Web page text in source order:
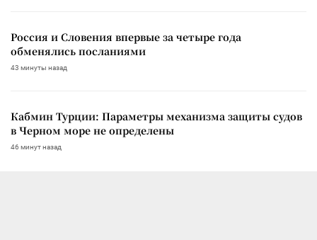
Россия и Словения впервые за четыре года
обменялись посланиями
43 минуты назад
Кабмин Турции: Параметры механизма защиты судов
в Черном море не определены
46 минут назад